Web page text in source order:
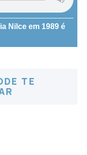
Nilce em 1989 é
TE